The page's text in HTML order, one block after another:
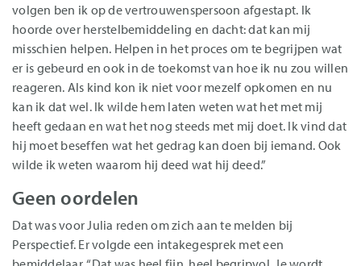
volgen ben ik op de vertrouwenspersoon afgestapt. Ik
hoorde over herstelbemiddeling en dacht: dat kan mij
misschien helpen. Helpen in het proces om te begrijpen wat
er is gebeurd en ook in de toekomst van hoe ik nu zou willen
reageren. Als kind kon ik niet voor mezelf opkomen en nu
kan ik dat wel. Ik wilde hem laten weten wat het met mij
heeft gedaan en wat het nog steeds met mij doet. Ik vind dat
hij moet beseffen wat het gedrag kan doen bij iemand. Ook
wilde ik weten waarom hij deed wat hij deed.”
Geen oordelen
Dat was voor Julia reden om zich aan te melden bij
Perspectief. Er volgde een intakegesprek met een